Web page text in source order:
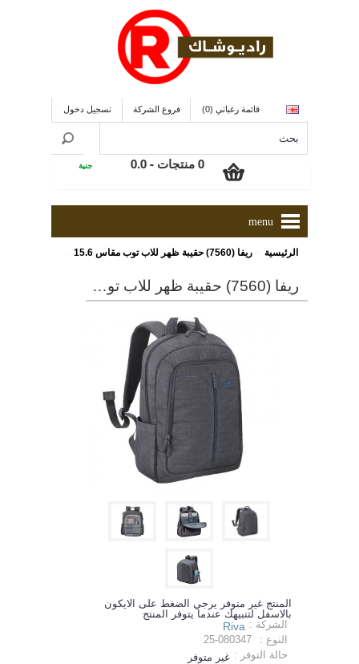
قائمة رغباتي (0) فروع الشركة تسجيل دخول
0 منتجات - 0.0 جنية
menu
الرئيسية ريفا (7560) حقيبة ظهر للاب توب مقاس 15.6 بوصة ذو لون رمادى
ريفا (7560) حقيبة ظهر للاب توب مقاس 15.6 بوصة ذو لون رمادى
المنتج غير متوفر يرجي الضغط على الايكون
بالاسفل لتنبيهك عندما يتوفر المنتج
الشركة : Riva
النوع :
25-080347
حالة التوفر : غير متوفر